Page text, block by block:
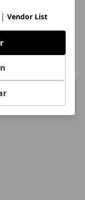
| Vendor List